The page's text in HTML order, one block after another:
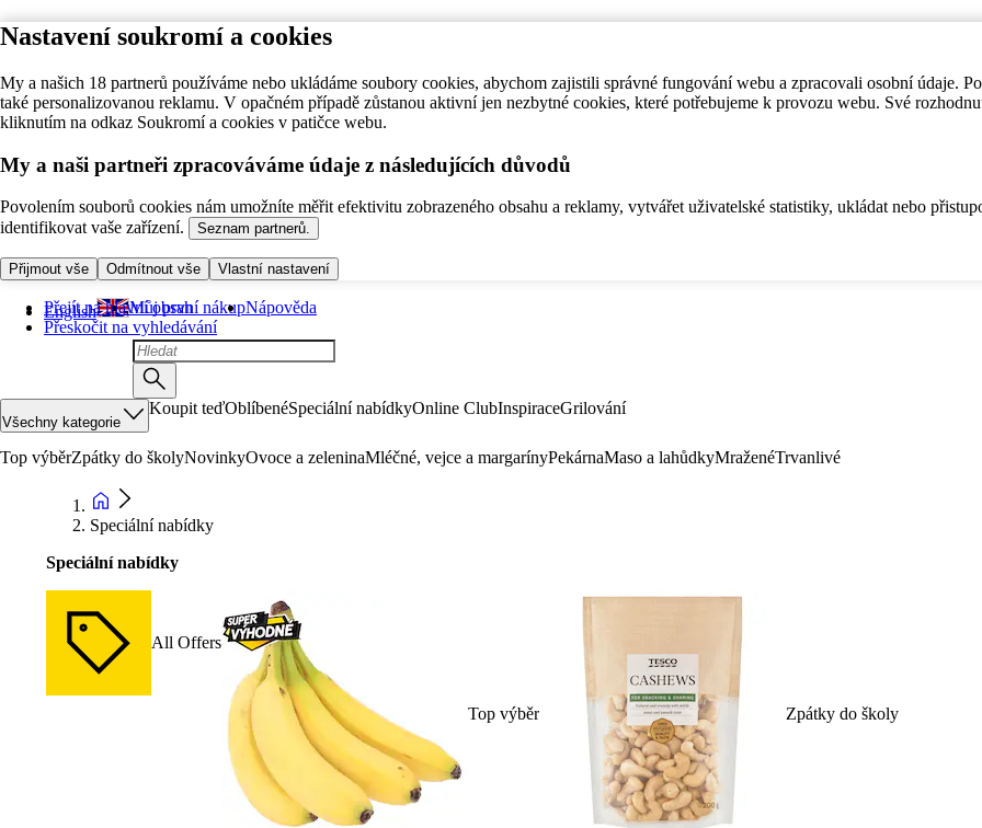
Nastavení soukromí a cookies
My a našich 18 partnerů používáme nebo ukládáme soubory cookies, abychom zajistili správné fungování webu a zpracovali osobní údaje.
také personalizovanou reklamu. V opačném případě zůstanou aktivní jen nezbytné cookies, které potřebujeme k provozu webu. Své
kliknutím na odkaz Soukromí a cookies v patičce webu.
My a naši partneři zpracováváme údaje z následujících důvodů
Povolením souborů cookies nám umožníte měřit efektivitu zobrazeného obsahu a reklamy, vytvářet uživatelské statistiky, ukládat nebo
identifikovat vaše zařízení.
Seznam partnerů.
Přijmout vše Odmítnout vše Vlastní nastavení
Přejít na hlavní obsah
Přeskočit na vyhledávání
English Můj první nákupNápověda
Všechny kategorie
Koupit teďOblíbenéSpeciální nabídkyOnline ClubInspiraceGrilování
Top výběrZpátky do školyNovinkyOvoce a zeleninaMléčné, vejce a margarínyPekárnaMaso a lahůdkyMraženéTrvanlivé
Speciální nabídky
Speciální nabídky
All Offers
Top výběr Zpátky do školy